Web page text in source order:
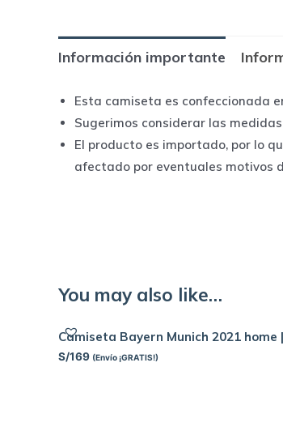
Información importante
Esta camiseta es confeccionada
Sugerimos considerar las
El producto es importado, por lo
afectado por eventuales motivos
You may also like…
Camiseta Bayern Munich 2021 home
S/169 (Envío ¡GRATIS!)